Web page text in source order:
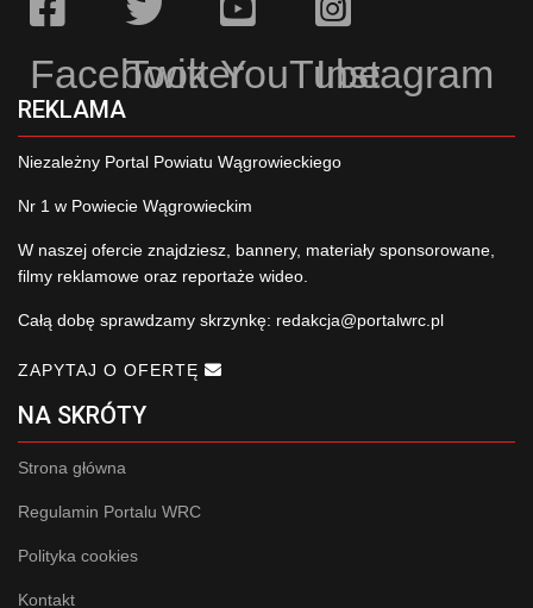
Facebook
TwitterYouTubeInstagram
REKLAMA
Niezależny Portal Powiatu Wągrowieckiego
Nr 1 w Powiecie Wągrowieckim
W naszej ofercie znajdziesz, bannery, materiały sponsorowane,
filmy reklamowe oraz reportaże wideo.
Całą dobę sprawdzamy skrzynkę: redakcja@portalwrc.pl
ZAPYTAJ O OFERTĘ
NA SKRÓTY
Strona główna
Regulamin Portalu WRC
Polityka cookies
Kontakt